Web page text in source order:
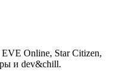
Online, Star Citizen,
и dev&chill.